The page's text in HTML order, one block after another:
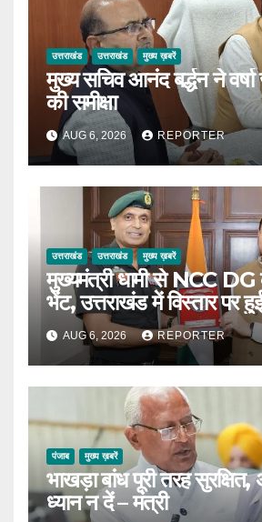
उत्तराखंड उत्तराखंड मुख्य ख़बरें
मुख्य सचिव आनंद बर्द्धन ने
की समीक्षा
AUG 6, 2026 REPORTER
उत्तराखंड उत्तराखंड मुख्य ख़बरें
मुख्यमंत्री धामी से NCC DG
भेंट, उत्तराखंड में विस्तार पर हुई
AUG 6, 2026 REPORTER
पंजाब मुख्य ख़बरें
भाखड़ा बांध पूरी तरह सुरक्षित,
ध्यान न दें – मंत्री